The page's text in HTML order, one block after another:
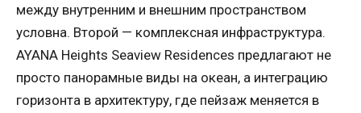
между внутренним и внешним пространством
условна. Второй — комплексная инфраструктура.
AYANA Heights Seaview Residences предлагают не
просто панорамные виды на океан, а интеграцию
горизонта в архитектуру, где пейзаж меняется в